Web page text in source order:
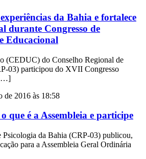
da Bahia e fortalece
durante Congresso de
Educacional
(CEDUC) do Conselho Regional de
03) participou do XVII Congresso
[…]
de 2016 às 18:58
que é a Assembleia e participe
Psicologia da Bahia (CRP-03) publicou,
para a Assembleia Geral Ordinária